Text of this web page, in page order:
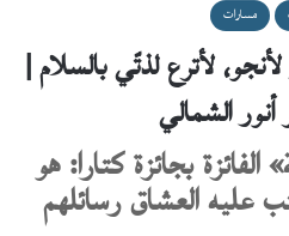
مسارات
لأترع لذتّي بالسلام |
الشمالي
بجائزة كتارا: هو
العشاق رسائلهم